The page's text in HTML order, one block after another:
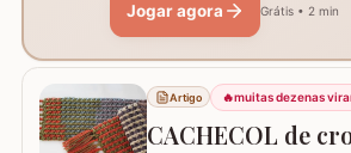
Jogar agora Grátis • 2 min
Artigo 🔥muitas dezenas
CACHECOL de